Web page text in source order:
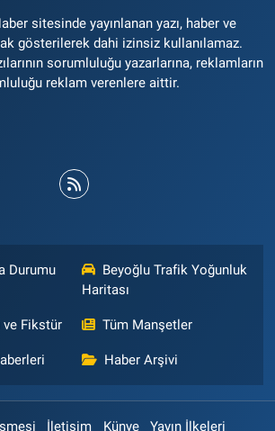
sitesinde yayınlanan yazı, haber ve
gösterilerek dahi izinsiz kullanılamaz.
sorumluluğu yazarlarına, reklamların
reklam verenlere aittir.
Durumu
Beyoğlu Trafik Yoğunluk
Haritası
ve Fikstür Tüm Manşetler
Haber Arşivi
İletişim Künye Yayın İlkeleri